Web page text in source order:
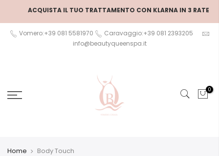
contenuto
ACQUISTA IL TUO TRATTAMENTO CON KLARNA IN 3 RATE
Vomero:+39 081 5581970
Caravaggio:+39 081 2393205
info@beautyqueenspa.it
0
Home Body Touch